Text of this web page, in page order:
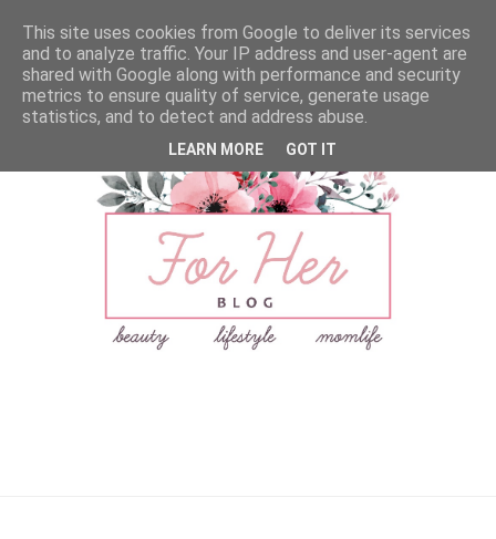
This site uses cookies from Google to deliver its services
and to analyze traffic. Your IP address and user-agent are
shared with Google along with performance and security
metrics to ensure quality of service, generate usage
statistics, and to detect and address abuse.
LEARN MORE GOT IT